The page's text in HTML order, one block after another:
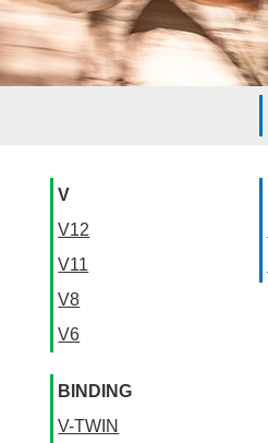
V
V12
V11
V8
V6
BINDING
V-TWIN